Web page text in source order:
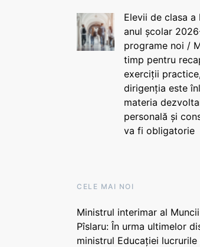
Elevii de clasa a
anul școlar
programe noi /
timp pentru
exerciții
dirigenția este
materia
personală și
va fi obligatorie
CELE MAI NOI
Ministrul interimar al
Pîslaru: În urma ultimelor
ministrul Educației lucrurile